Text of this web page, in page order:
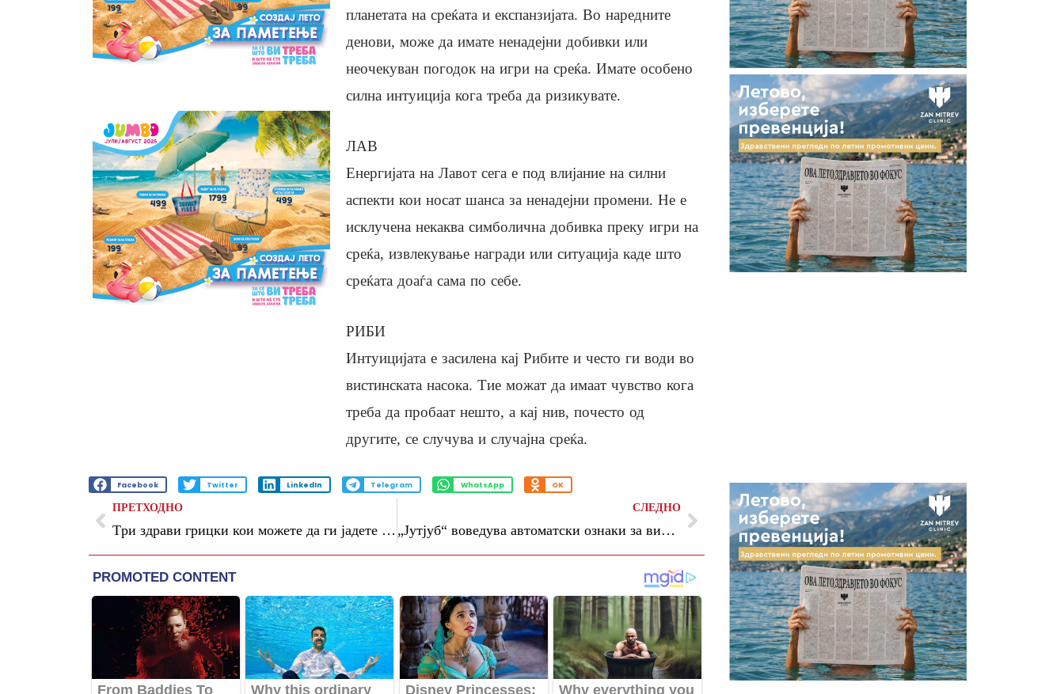
планетата на среќата и експанзијата. Во наредните
денови, може да имате ненадејни добивки или
неочекуван погодок на игри на среќа. Имате особено
силна интуиција кога треба да ризикувате.
ЛАВ
Енергијата на Лавот сега е под влијание на силни
аспекти кои носат шанса за ненадејни промени. Не е
исклучена некаква симболична добивка преку игри на
среќа, извлекување награди или ситуација каде што
среќата доаѓа сама по себе.
РИБИ
Интуицијата е засилена кај Рибите и често ги води во
вистинската насока. Тие можат да имаат чувство кога
треба да пробаат нешто, а кај нив, почесто од
другите, се случува и случајна среќа.
Facebook Twitter LinkedIn Telegram WhatsApp OK
ПРЕТХОДНО
Tри здрави грицки кои можете да ги јадете без грижа на совест: Не додаваат ниту грам маснотии
СЛЕДНО
„Јутјуб“ воведува автоматски ознаки за видеа генерирани со вештачка интелигенција